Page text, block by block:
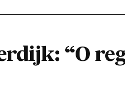
“O